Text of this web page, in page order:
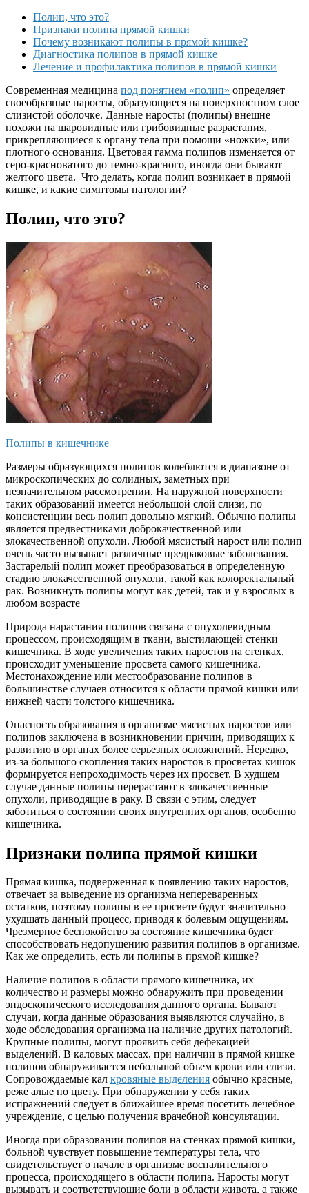
Полип, что это?
Признаки полипа прямой кишки
Почему возникают полипы в прямой кишке?
Диагностика полипов в прямой кишке
Лечение и профилактика полипов в прямой кишки
Современная медицина под понятием «полип» определяет
своеобразные наросты, образующиеся на поверхностном слое
слизистой оболочке. Данные наросты (полипы) внешне
похожи на шаровидные или грибовидные разрастания,
прикрепляющиеся к органу тела при помощи «ножки», или
плотного основания. Цветовая гамма полипов изменяется от
серо-красноватого до темно-красного, иногда они бывают
желтого цвета. Что делать, когда полип возникает в прямой
кишке, и какие симптомы патологии?
Полип, что это?
Полипы в кишечнике
Размеры образующихся полипов колеблются в диапазоне от
микроскопических до солидных, заметных при
незначительном рассмотрении. На наружной поверхности
таких образований имеется небольшой слой слизи, по
консистенции весь полип довольно мягкий. Обычно полипы
является предвестниками доброкачественной или
злокачественной опухоли. Любой мясистый нарост или полип
очень часто вызывает различные предраковые заболевания.
Застарелый полип может преобразоваться в определенную
стадию злокачественной опухоли, такой как колоректальный
рак. Возникнуть полипы могут как детей, так и у взрослых в
любом возрасте
Природа нарастания полипов связана с опухолевидным
процессом, происходящим в ткани, выстилающей стенки
кишечника. В ходе увеличения таких наростов на стенках,
происходит уменьшение просвета самого кишечника.
Местонахождение или местообразование полипов в
большинстве случаев относится к области прямой кишки или
нижней части толстого кишечника.
Опасность образования в организме мясистых наростов или
полипов заключена в возникновении причин, приводящих к
развитию в органах более серьезных осложнений. Нередко,
из-за большого скопления таких наростов в просветах кишок
формируется непроходимость через их просвет. В худшем
случае данные полипы перерастают в злокачественные
опухоли, приводящие в раку. В связи с этим, следует
заботиться о состоянии своих внутренних органов, особенно
кишечника.
Признаки полипа прямой кишки
Прямая кишка, подверженная к появлению таких наростов,
отвечает за выведение из организма непереваренных
остатков, поэтому полипы в ее просвете будут значительно
ухудшать данный процесс, приводя к болевым ощущениям.
Чрезмерное беспокойство за состояние кишечника будет
способствовать недопущению развития полипов в организме.
Как же определить, есть ли полипы в прямой кишке?
Наличие полипов в области прямого кишечника, их
количество и размеры можно обнаружить при проведении
эндоскопического исследования данного органа. Бывают
случаи, когда данные образования выявляются случайно, в
ходе обследования организма на наличие других патологий.
Крупные полипы, могут проявить себя дефекацией
выделений. В каловых массах, при наличии в прямой кишке
полипов обнаруживается небольшой объем крови или слизи.
Сопровождаемые кал кровяные выделения обычно красные,
реже алые по цвету. При обнаружении у себя таких
испражнений следует в ближайшее время посетить лечебное
учреждение, с целью получения врачебной консультации.
Иногда при образовании полипов на стенках прямой кишки,
больной чувствует повышение температуры тела, что
свидетельствует о начале в организме воспалительного
процесса, происходящего в области полипа. Наросты могут
вызывать и соответствующие боли в области живота, а также